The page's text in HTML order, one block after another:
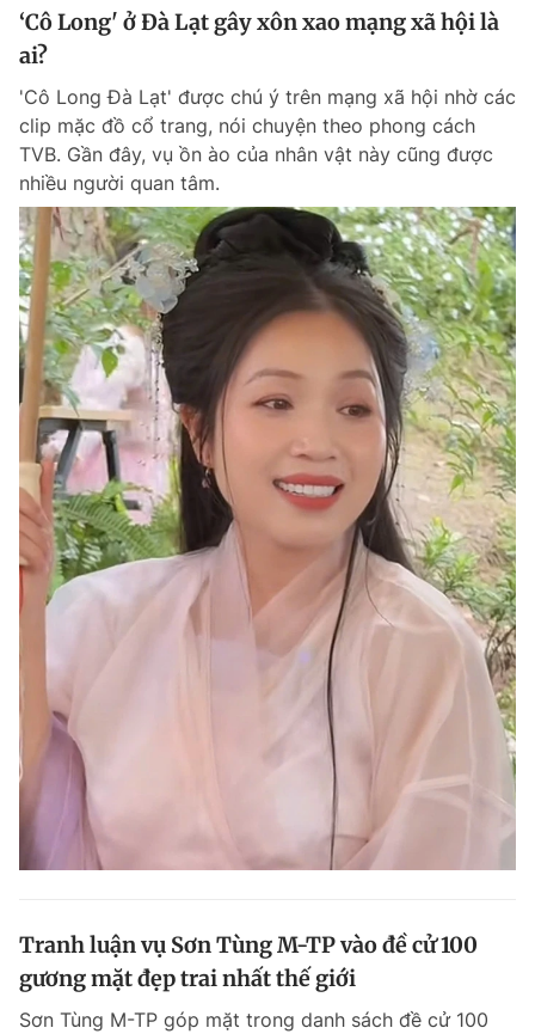
‘Cô Long' ở Đà Lạt gây xôn xao mạng xã hội là
ai?
'Cô Long Đà Lạt' được chú ý trên mạng xã hội nhờ các
clip mặc đồ cổ trang, nói chuyện theo phong cách
TVB. Gần đây, vụ ồn ào của nhân vật này cũng được
nhiều người quan tâm.
Tranh luận vụ Sơn Tùng M-TP vào đề cử 100
gương mặt đẹp trai nhất thế giới
Sơn Tùng M-TP góp mặt trong danh sách đề cử 100